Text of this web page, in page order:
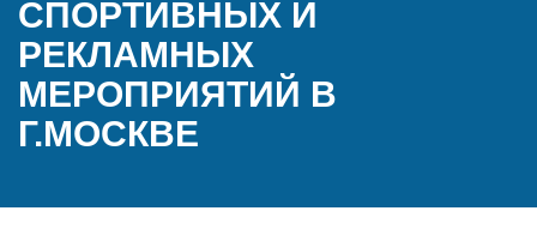
СПОРТИВНЫХ И
РЕКЛАМНЫХ
МЕРОПРИЯТИЙ В
Г.МОСКВЕ